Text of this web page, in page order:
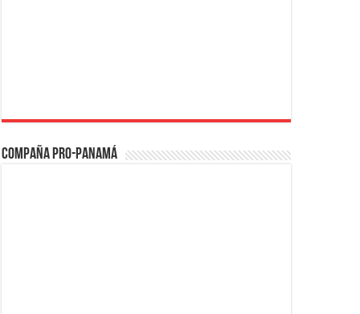
Compaña PRO-Panamá